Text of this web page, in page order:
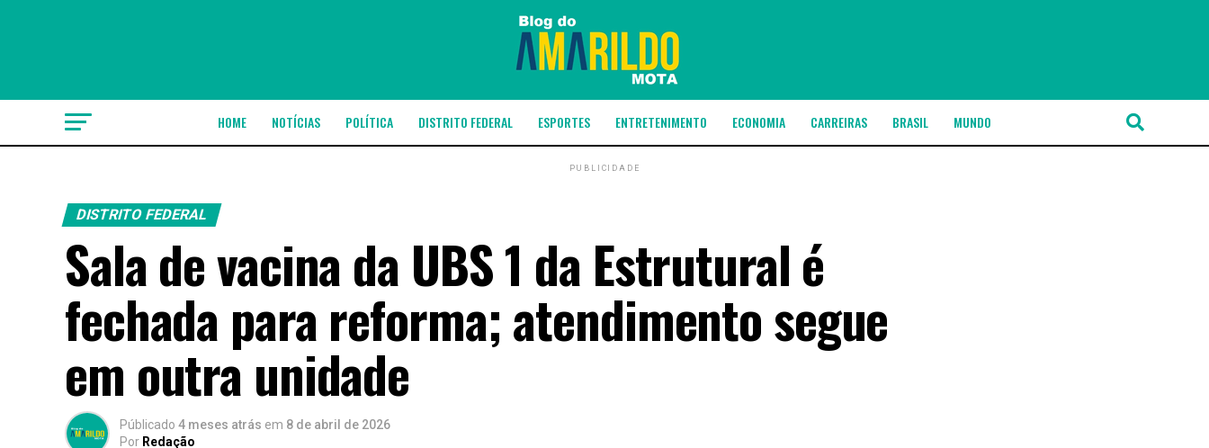
HOME NOTÍCIAS POLÍTICA DISTRITO FEDERAL ESPORTES ENTRETENIMENTO ECONOMIA CARREIRAS BRASIL MUNDO
PUBLICIDADE
DISTRITO FEDERAL
Sala de vacina da UBS 1 da Estrutural é
fechada para reforma; atendimento segue
em outra unidade
Públicado 4 meses atrás em 8 de abril de 2026
Por Redação